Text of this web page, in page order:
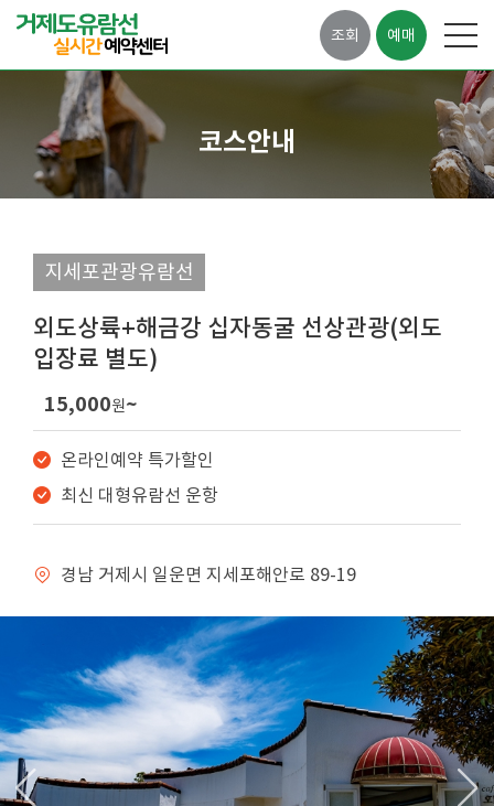
조회 예매
코스안내
지세포관광유람선
외도상륙+해금강 십자동굴 선상관광(외도
입장료 별도)
15,000원~
온라인예약 특가할인
최신 대형유람선 운항
경남 거제시 일운면 지세포해안로 89-19